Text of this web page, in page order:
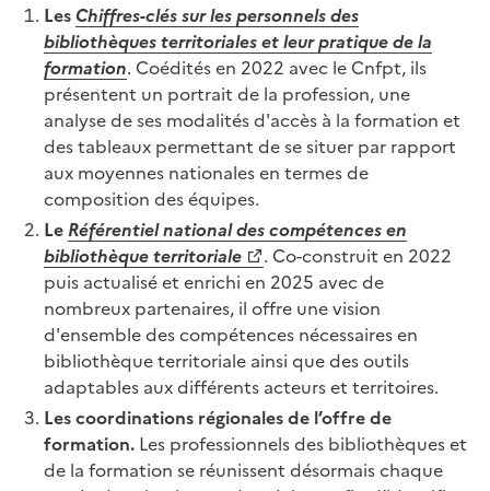
Les Chiffres-clés sur les personnels des
bibliothèques territoriales et leur pratique de la
formation. Coédités en 2022 avec le Cnfpt, ils
présentent un portrait de la profession, une
analyse de ses modalités d'accès à la formation et
des tableaux permettant de se situer par rapport
aux moyennes nationales en termes de
composition des équipes.
Le Référentiel national des compétences en
bibliothèque territoriale
. Co-construit en 2022
puis actualisé et enrichi en 2025 avec de
nombreux partenaires, il offre une vision
d'ensemble des compétences nécessaires en
bibliothèque territoriale ainsi que des outils
adaptables aux différents acteurs et territoires.
Les coordinations régionales de l’offre de
formation. Les professionnels des bibliothèques et
de la formation se réunissent désormais chaque